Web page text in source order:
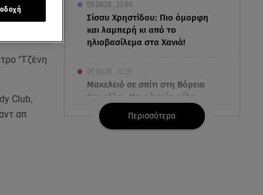
05.08.26 , 23:00
Σίσσυ Χρηστίδου: Πιο όμορφη
και λαμπερή κι από το
ηλιοβασίλεμα στα Χανιά!
05.08.26 , 22:36
Μακελειό σε σπίτι στη Βόρεια
Καρολίνα: Νεκρά τρία μέλη
οικογένειας
Περισσότερα
"Τζένη
Club,
απ